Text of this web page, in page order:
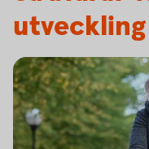
utveckling